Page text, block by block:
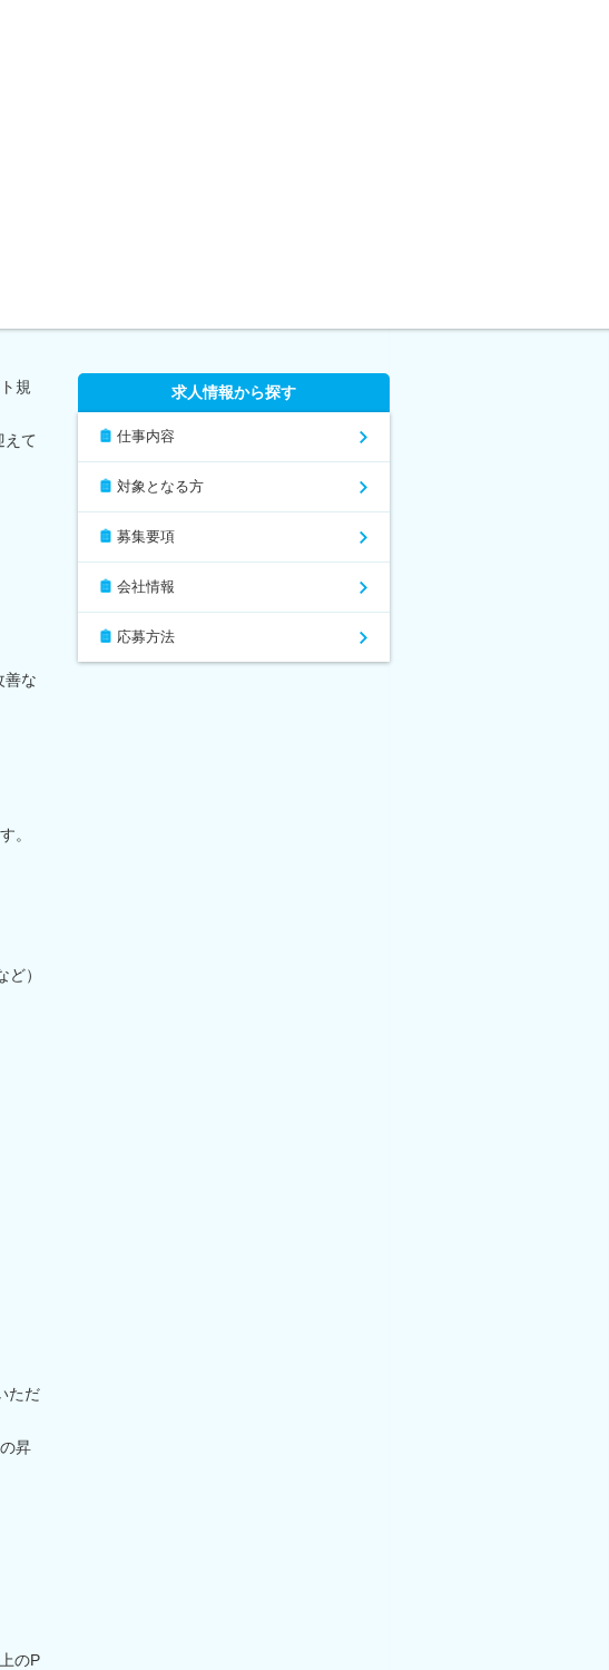
規
えて
善な
。
）
ただ
昇
のP
求人情報から探す
仕事内容
対象となる方
募集要項
会社情報
応募方法